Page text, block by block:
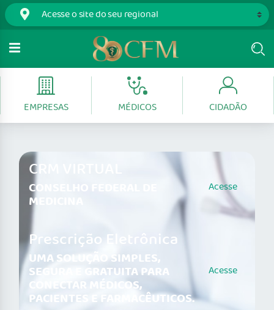
EMPRESAS MÉDICOS CIDADÃO
CRM VIRTUAL
CONSELHO FEDERAL DE
MEDICINA
Acesse
Prescrição Eletrônica
UMA SOLUÇÃO SIMPLES,
SEGURA E GRATUITA PARA
CONECTAR MÉDICOS,
PACIENTES E FARMACÊUTICOS.
Acesse